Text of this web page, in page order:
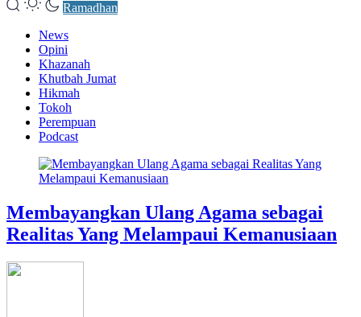
Ramadhan
News
Opini
Khazanah
Khutbah Jumat
Hikmah
Tokoh
Perempuan
Podcast
Membayangkan Ulang Agama sebagai
Realitas Yang Melampaui Kemanusiaan